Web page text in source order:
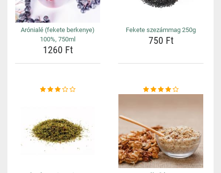
Arónialé (fekete berkenye)
100%, 750ml
1260 Ft
Fekete szezámmag 250g
750 Ft